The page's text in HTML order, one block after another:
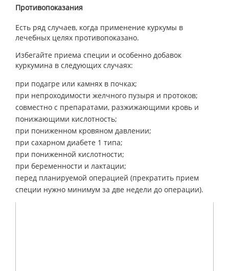
Противопоказания
Есть ряд случаев, когда применение куркумы в
лечебных целях противопоказано.
Избегайте приема специи и особенно добавок
куркумина в следующих случаях:
при подагре или камнях в почках;
при непроходимости желчного пузыря и протоков;
совместно с препаратами, разжижающими кровь и
понижающими кислотность;
при пониженном кровяном давлении;
при сахарном диабете 1 типа;
при пониженной кислотности;
при беременности и лактации;
перед планируемой операцией (прекратить прием
специи нужно минимум за две недели до операции).